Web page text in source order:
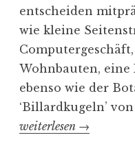
r
g
k
a
m
e
entscheiden
wie kleine
Wohnbauten,
ebenso wie der
‘Billard­kugeln’
weiterlesen →